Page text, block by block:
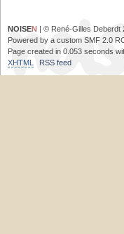
NOISEN | © René-Gilles Deberdt
Powered by a custom SMF 2.0
Page created in 0.053 seconds
XHTML
RSS feed